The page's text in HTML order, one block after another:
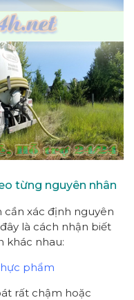
từng nguyên nhân
cần xác định nguyên
là cách nhận biết
khác nhau:
phẩm
rất chậm hoặc